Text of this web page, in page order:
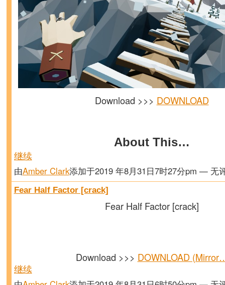
Download >>> DOWNLOAD
About This…
继续
由Amber Clark添加于2019 年8月31日7时27分pm — 无
Fear Half Factor [crack]
Fear Half Factor [crack]
Download >>> DOWNLOAD
继续